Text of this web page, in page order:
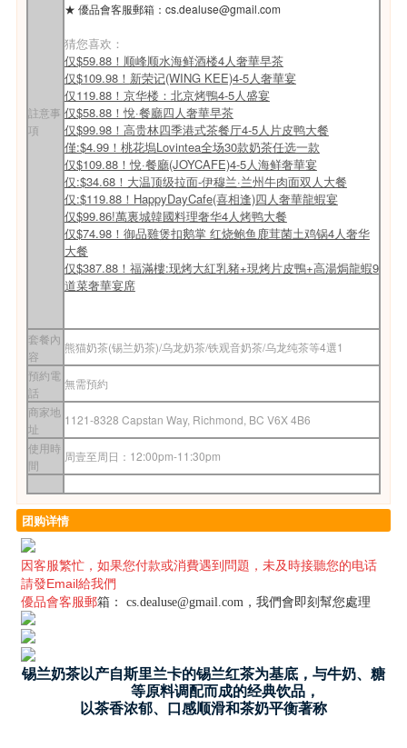
註意事
項
★ 優品會客服郵箱： cs.dealuse@gmail.com
猜您喜欢：
仅$59.88！顺峰顺水海鲜酒楼4人奢華早茶
仅$109.98！ 新荣记(WING KEE)4-5人奢華宴
仅119.88！ 京华楼：北京烤鴨4-5人盛宴
仅$58.88！悅·餐廳四人奢華早茶
仅$99.98！高贵林四季港式茶餐厅4-5人片皮鸭大餐
僅:$4.99！桃花塢Lovintea全场30款奶茶任选一款
仅$109.88！悅·餐廳(JOYCAFE)4-5人海鲜奢華宴
仅:$34.68！大温顶级拉面-伊穆兰·兰州牛肉面双人大餐
仅:$119.88！HappyDayCafe(喜相逢)四人奢華龍蝦宴
仅$99.86!萬裏城韓國料理奢华4人烤鸭大餐
仅$74.98！御品雞煲扣鹅掌 红烧鲍鱼鹿茸菌土鸡锅4人奢华
大餐
仅$387.88！福滿樓:现烤大紅乳豬+現烤片皮鴨+高湯焗龍蝦9
道菜奢華宴席
套餐內
容
熊猫奶茶(锡兰奶茶)/乌龙奶茶/铁观音奶茶/乌龙纯茶等4選1
預約電
話
無需預約
商家地
址
1121-8328 Capstan Way, Richmond, BC V6X 4B6
使用時
間
周壹至周日：12:00pm-11:30pm
团购详情
因客服繁忙， 如果您付款或消費遇到問題，未及時接聽您的电话
請發Email給我們
優品會客服郵箱： cs.dealuse@gmail.com，我們會即刻幫您處理
锡兰奶茶以产自斯里兰卡的锡兰红茶为基底，与牛奶、糖
等原料调配而成的经典饮品，
以茶香浓郁、口感顺滑和茶奶平衡著称